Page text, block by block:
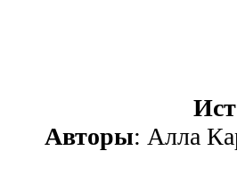
Авторы: Алла